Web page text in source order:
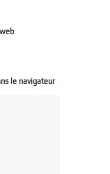
le navigateur